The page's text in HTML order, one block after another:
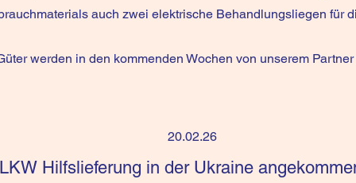
auch zwei elektrische Behandlungsliegen für
werden in den kommenden Wochen von unserem
20.02.26
Hilfslieferung in der Ukraine